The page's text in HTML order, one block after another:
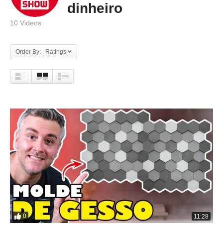
dinheiro
10 Videos
Order By: Ratings
0 11:28